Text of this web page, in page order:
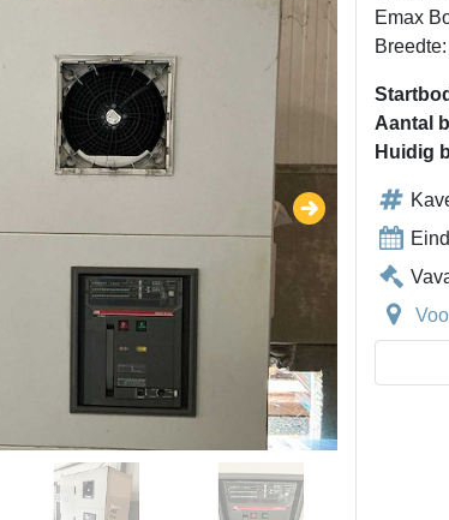
Emax
Startbod
Aantal
Huidig